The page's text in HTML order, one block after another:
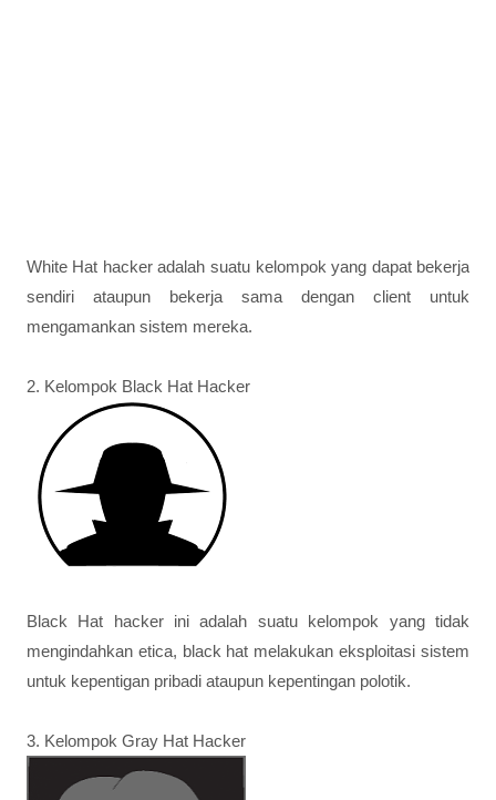
White Hat hacker adalah suatu kelompok yang dapat bekerja
sendiri ataupun bekerja sama dengan client untuk
mengamankan sistem mereka.
2. Kelompok Black Hat Hacker
Black Hat hacker ini adalah suatu kelompok yang tidak
mengindahkan etica, black hat melakukan eksploitasi sistem
untuk kepentigan pribadi ataupun kepentingan polotik.
3. Kelompok Gray Hat Hacker